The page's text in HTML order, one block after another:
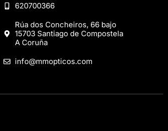
620700366
Rúa dos Concheiros, 66 bajo
15703 Santiago de Compostela
A Coruña
info@mmopticos.com